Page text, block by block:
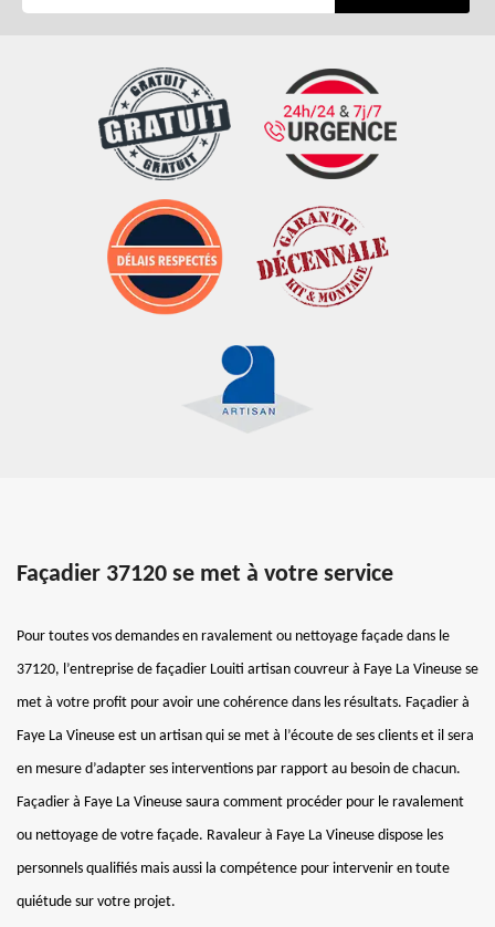
Façadier 37120 se met à votre service
Pour toutes vos demandes en ravalement ou nettoyage façade dans le
37120, l’entreprise de façadier Louiti artisan couvreur à Faye La Vineuse se
met à votre profit pour avoir une cohérence dans les résultats. Façadier à
Faye La Vineuse est un artisan qui se met à l’écoute de ses clients et il sera
en mesure d’adapter ses interventions par rapport au besoin de chacun.
Façadier à Faye La Vineuse saura comment procéder pour le ravalement
ou nettoyage de votre façade. Ravaleur à Faye La Vineuse dispose les
personnels qualifiés mais aussi la compétence pour intervenir en toute
quiétude sur votre projet.